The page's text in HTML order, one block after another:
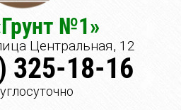
№1»
Центральная, 12
325-18-16